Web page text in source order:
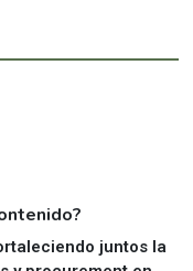
juntos la